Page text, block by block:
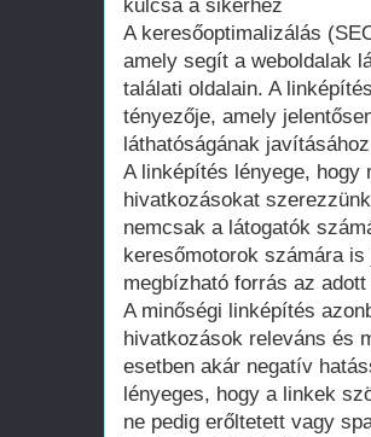
kulcsa a sikerhez
A keresőoptimalizálás
amely segít a weboldalak
találati oldalain. A
tényezője, amely
láthatóságának
A linképítés lényege, hogy
hivatkozásokat
nemcsak a látogatók
keresőmotorok számára
megbízható forrás az
A minőségi linképítés
hivatkozások releváns és
esetben akár negatív
lényeges, hogy a linkek
ne pedig erőltetett vagy